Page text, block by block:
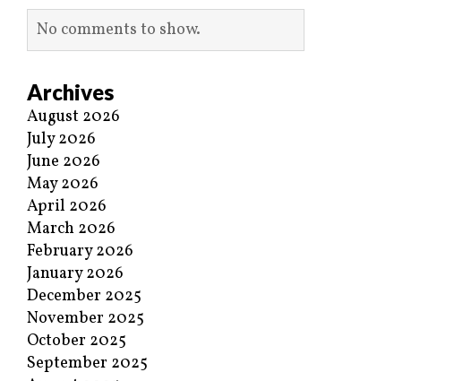
No comments to show.
Archives
August 2026
July 2026
June 2026
May 2026
April 2026
March 2026
February 2026
January 2026
December 2025
November 2025
October 2025
September 2025